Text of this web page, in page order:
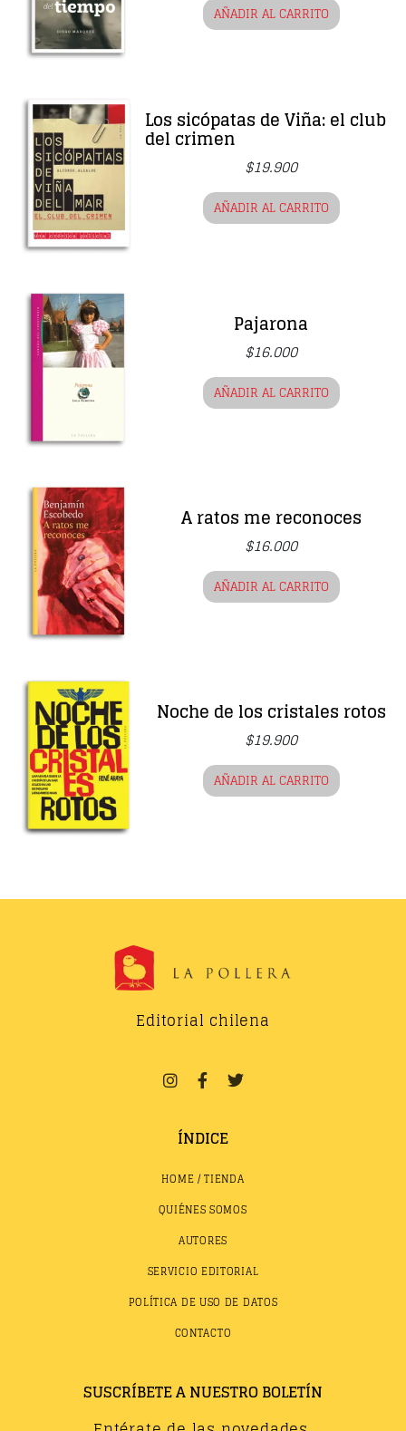
AÑADIR AL CARRITO
Los sicópatas de Viña: el club
del crimen
$19.900
AÑADIR AL CARRITO
Pajarona
$16.000
AÑADIR AL CARRITO
A ratos me reconoces
$16.000
AÑADIR AL CARRITO
Noche de los cristales rotos
$19.900
AÑADIR AL CARRITO
Editorial chilena
ÍNDICE
HOME / TIENDA
QUIÉNES SOMOS
AUTORES
SERVICIO EDITORIAL
POLÍTICA DE USO DE DATOS
CONTACTO
SUSCRÍBETE A NUESTRO BOLETÍN